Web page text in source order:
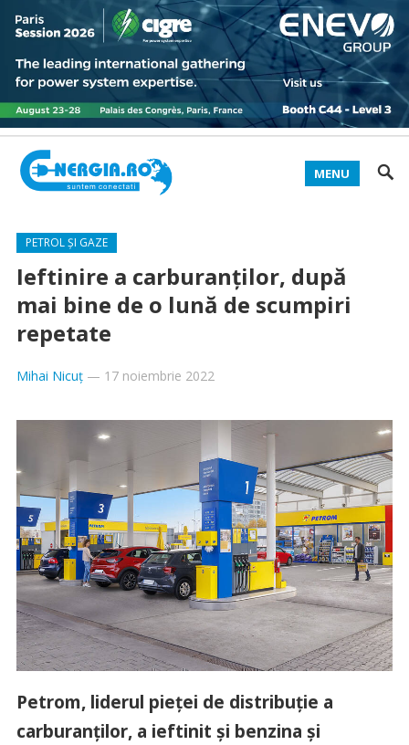
MENU
PETROL ȘI GAZE
Ieftinire a carburanților, după
mai bine de o lună de scumpiri
repetate
Mihai Nicuț— 17 noiembrie 2022
Petrom, liderul pieței de distribuție a
carburanților, a ieftinit și benzina și